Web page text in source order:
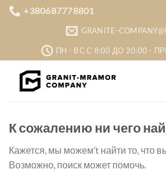
Skip
+380687778801
GRANITE-
ПН - ВС С 8:00 ДО 20:00 -
К сожалению ни чего
Кажется, мы можем’t найти то, что
Возможно, поиск может помочь.